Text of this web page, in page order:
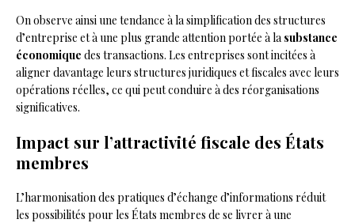
On observe ainsi une tendance à la simplification des structures
d’entreprise et à une plus grande attention portée à la substance
économique des transactions. Les entreprises sont incitées à
aligner davantage leurs structures juridiques et fiscales avec leurs
opérations réelles, ce qui peut conduire à des réorganisations
significatives.
Impact sur l’attractivité fiscale des États
membres
L’harmonisation des pratiques d’échange d’informations réduit
les possibilités pour les États membres de se livrer à une